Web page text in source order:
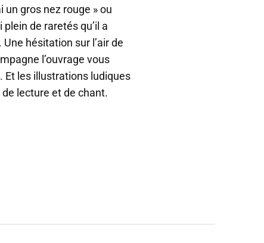
un gros nez rouge » ou
de raretés qu’il a
hésitation sur l’air de
l’ouvrage vous
Et les illustrations ludiques
lecture et de chant.